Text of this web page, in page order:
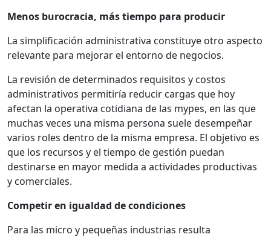
Menos burocracia, más tiempo para producir
La simplificación administrativa constituye otro aspecto
relevante para mejorar el entorno de negocios.
La revisión de determinados requisitos y costos
administrativos permitiría reducir cargas que hoy
afectan la operativa cotidiana de las mypes, en las que
muchas veces una misma persona suele desempeñar
varios roles dentro de la misma empresa. El objetivo es
que los recursos y el tiempo de gestión puedan
destinarse en mayor medida a actividades productivas
y comerciales.
Competir en igualdad de condiciones
Para las micro y pequeñas industrias resulta